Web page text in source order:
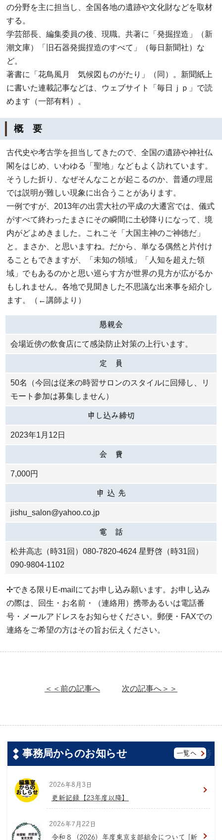
の分野を主に担当し、全国各地の遺跡や文化財などを取材
する。
学芸部長、編集委員の後、現職。共著に「発掘捏造」（新
潮文庫）「旧石器発掘捏造のすべて」（毎日新聞社）な
ど。
著書に「花鳥風月 気候図ものがたり」（同）。新聞紙上
に書いた連載記事などは、ウェブサイト「毎日ｊｐ」で読
めます（一部有料）。
概 要
古代史や考古学を担当してきたので、全国の遺跡や神社仏
閣をはじめ、いわゆる「聖地」などもよく訪れています。
そうした折り、なぜそんなことが起こるのか、普通の理屈
では説明が難しい現象に出合うことがあります。
一例ですが、2013年の出雲大社の平成の大遷宮では、儀式
がすべて終わったまさにその瞬間に土砂降りになって、境
内がどよめきました。これこそ「大国主神のご神徳だ」
と。まさか、と思いますね。だから、単なる偶然と片付け
ることもできますが、「未知の領域」「人知を超えた領
域」でもあるのかと思い巡らす方が世界の見方が広がるか
もしれません。各地で見聞きした不思議な出来事を紹介し
ます。（←講師より）
懇親会
会場近傍の飲食店にて感染防止対策の上行います。
定 員
50名（今回は従来の時習サロンのスタイルに回帰し、リ
モート参加は募集しません）
申し込み締切
2023年1月12日
会 費
7,000円
申 込 先
jishu_salon@yahoo.co.jp
電 話
松井高志（時31回）080-7820-4624 星野啓（時31回）
090-9804-1102
✢できる限りE-mailにてお申し込み願います。お申し込み
の際は、回生・お名前・（連絡用）携帯あるいは電話番
号・メールアドレスをお知らせください。郵便・FAXでの
連絡をご希望の方はその旨お伝えください。
＜＜前の記事へ 次の記事へ＞＞
事務局からのお知らせ 一覧へ
2026年8月3日
更新記録【23年度以降】
2026年7月22日
令和８（2026）年度東京支部総会について [新